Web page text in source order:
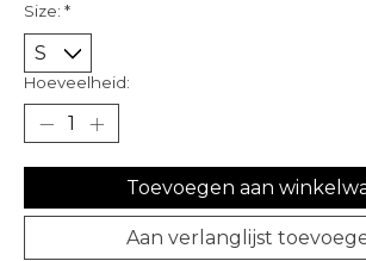
Size: *
Hoeveelheid:
Toevoegen aan
Aan verlanglijst